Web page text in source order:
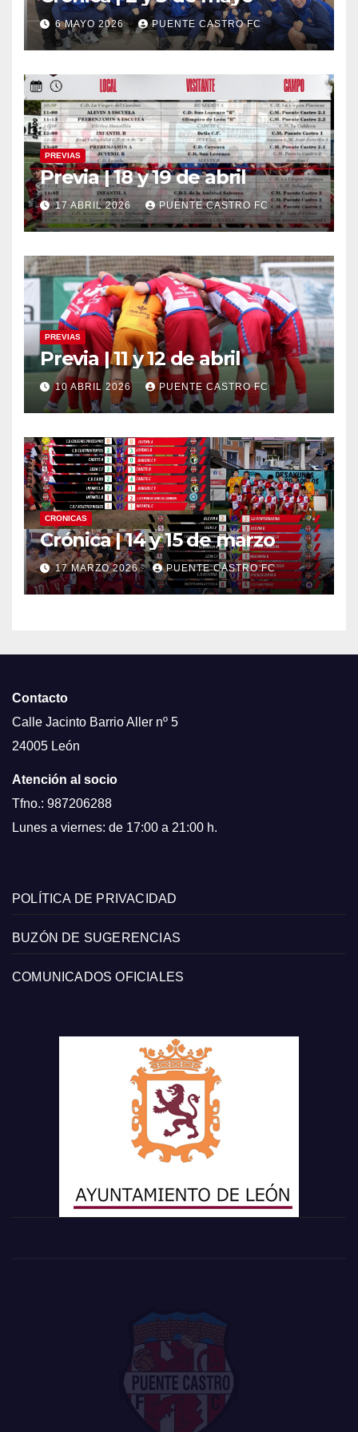
6 MAYO 2026 PUENTE CASTRO FC
PREVIAS
Previa | 18 y 19 de abril
17 ABRIL 2026 PUENTE CASTRO FC
PREVIAS
Previa | 11 y 12 de abril
10 ABRIL 2026 PUENTE CASTRO FC
CRONICAS
Crónica | 14 y 15 de marzo
17 MARZO 2026 PUENTE CASTRO FC
Contacto
Calle Jacinto Barrio Aller nº 5
24005 León
Atención al socio
Tfno.: 987206288
Lunes a viernes: de 17:00 a 21:00 h.
POLÍTICA DE PRIVACIDAD
BUZÓN DE SUGERENCIAS
COMUNICADOS OFICIALES